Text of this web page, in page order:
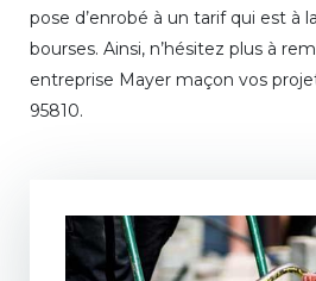
pose d’enrobé à un tarif qui est à
bourses. Ainsi, n’hésitez plus à
entreprise Mayer maçon vos
95810.